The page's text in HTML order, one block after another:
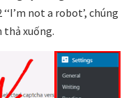
not a robot’, chúng
thả xuống.